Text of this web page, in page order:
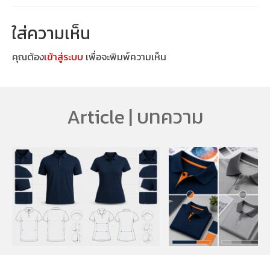
ใส่ความเห็น
คุณต้องเข้าสู่ระบบ เพื่อจะพิมพ์ความเห็น
Article | บทความ